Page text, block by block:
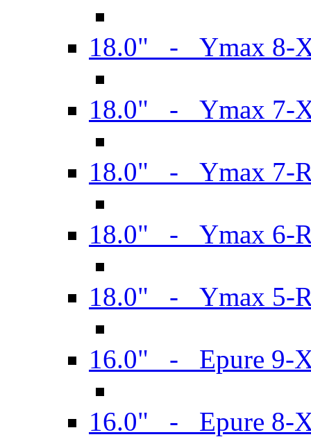
18.0" - Ymax 8-
18.0" - Ymax 7-
18.0" - Ymax 7-
18.0" - Ymax 6-
18.0" - Ymax 5-
16.0" - Epure 9-
16.0" - Epure 8-